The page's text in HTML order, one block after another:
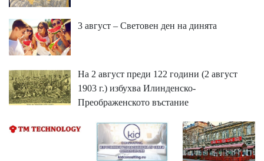
3 август – Световен ден на динята
На 2 август преди 122 години (2 август
1903 г.) избухва Илинденско-
Преображенското въстание